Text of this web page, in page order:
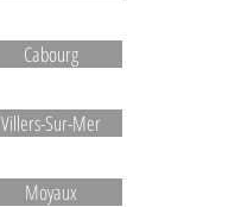
Cabourg
Villers-Sur-Mer
Moyaux